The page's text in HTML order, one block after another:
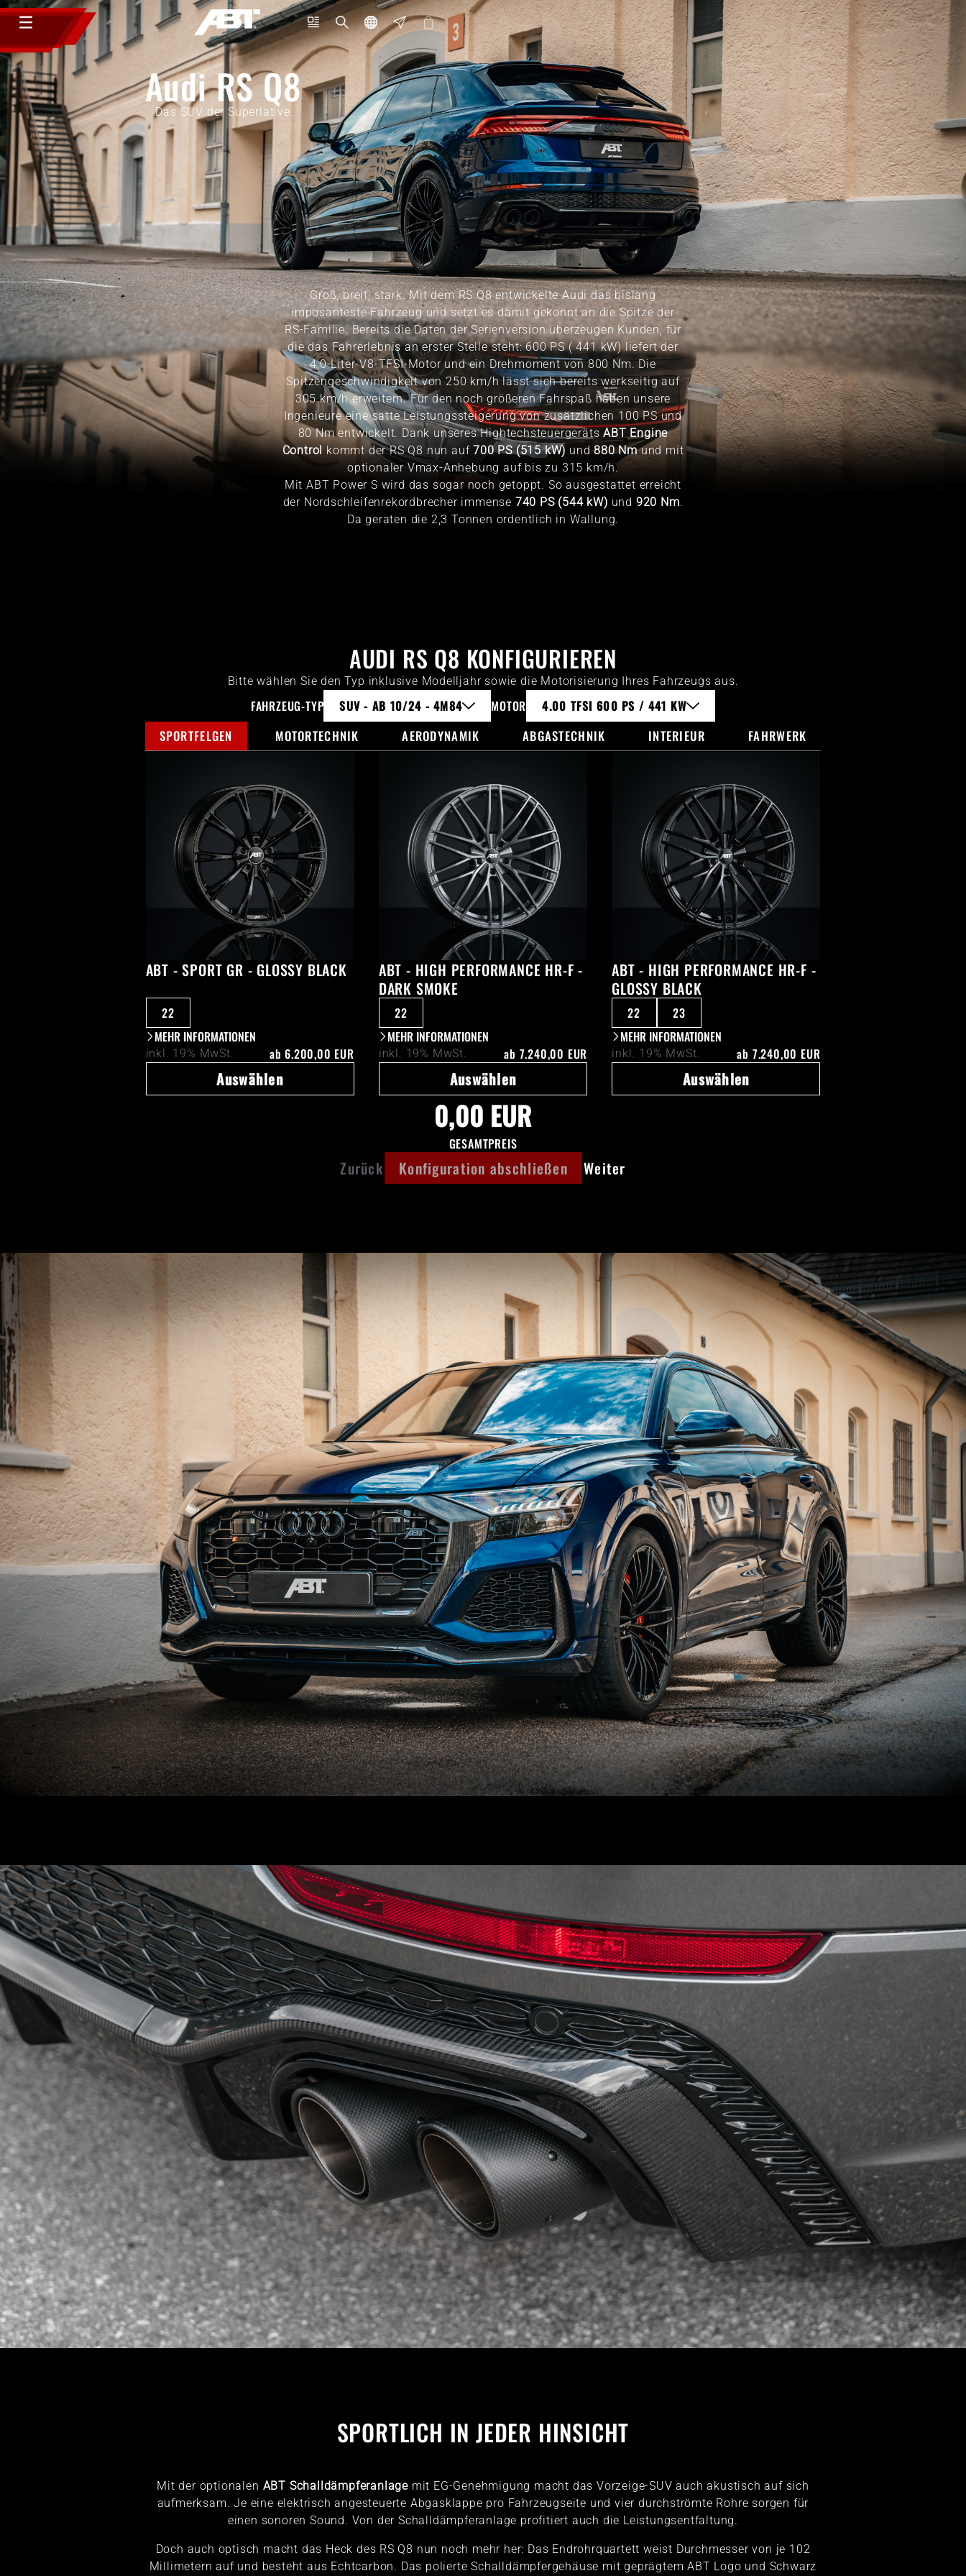
Audi RS Q8
Das SUV der Superlative
Groß, breit, stark. Mit dem RS Q8 entwickelte Audi das bislang
imposanteste Fahrzeug und setzt es damit gekonnt an die Spitze der
RS-Familie. Bereits die Daten der Serienversion überzeugen Kunden, für
die das Fahrerlebnis an erster Stelle steht: 600 PS ( 441 kW) liefert der
4,0-Liter-V8-TFSI-Motor und ein Drehmoment von 800 Nm. Die
Spitzengeschwindigkeit von 250 km/h lässt sich bereits werkseitig auf
305 km/h erweitern. Für den noch größeren Fahrspaß haben unsere
Ingenieure eine satte Leistungssteigerung von zusätzlichen 100 PS und
80 Nm entwickelt. Dank unseres HightechsteuergerätsABT Engine
Controlkommt der RS Q8 nun auf700 PS (515 kW) und880 Nmund mit
optionaler Vmax-Anhebung auf bis zu 315 km/h.
Mit ABT Power S wird das sogar noch getoppt. So ausgestattet erreicht
der Nordschleifenrekordbrecher immense 740 PS (544 kW) und 920 Nm.
Da geraten die 2,3 Tonnen ordentlich in Wallung.
AUDI RS Q8 KONFIGURIEREN
Bitte wählen Sie den Typ inklusive Modelljahr sowie die Motorisierung Ihres Fahrzeugs aus.
FAHRZEUG-TYP SUV - AB 10/24 - 4M84 MOTOR 4.00 TFSI 600 PS / 441 KW
SPORTFELGEN MOTORTECHNIK AERODYNAMIK ABGASTECHNIK INTERIEUR FAHRWERK
ABT - SPORT GR - GLOSSY BLACK
22
MEHR INFORMATIONEN
inkl. 19% MwSt. ab6.200,00 EUR
Auswählen
ABT - HIGH PERFORMANCE HR-F -
DARK SMOKE
22
MEHR INFORMATIONEN
inkl. 19% MwSt. ab 7.240,00 EUR
Auswählen
ABT - HIGH PERFORMANCE HR-F -
GLOSSY BLACK
22
23
MEHR INFORMATIONEN
inkl. 19% MwSt. ab 7.240,00 EUR
Auswählen
0,00 EUR
GESAMTPREIS
Zurück Weiter
Konfiguration abschließen
SPORTLICH IN JEDER HINSICHT
Mit der optionalen ABT Schalldämpferanlage mit EG-Genehmigung macht das Vorzeige-SUV auch akustisch auf sich
aufmerksam. Je eine elektrisch angesteuerte Abgasklappe pro Fahrzeugseite und vier durchströmte Rohre sorgen für
einen sonoren Sound. Von der Schalldämpferanlage profitiert auch die Leistungsentfaltung.
Doch auch optisch macht das Heck des RS Q8 nun noch mehr her: Das Endrohrquartett weist Durchmesser von je 102
Millimetern auf und besteht aus Echtcarbon. Das polierte Schalldämpfergehäuse mit geprägtem ABT Logo und Schwarz